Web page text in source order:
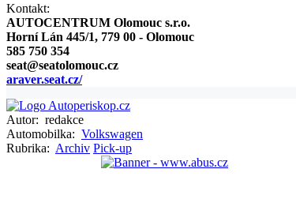
Kontakt:
AUTOCENTRUM Olomouc s.r.o.
Horní Lán 445/1, 779 00 - Olomouc
585 750 354
seat@seatolomouc.cz
araver.seat.cz/
Autor: redakce
Automobilka: Volkswagen
Rubrika: Archiv Pick-up